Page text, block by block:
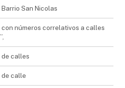
San Nicolas
con números correlativos a calles
de calles
de calle